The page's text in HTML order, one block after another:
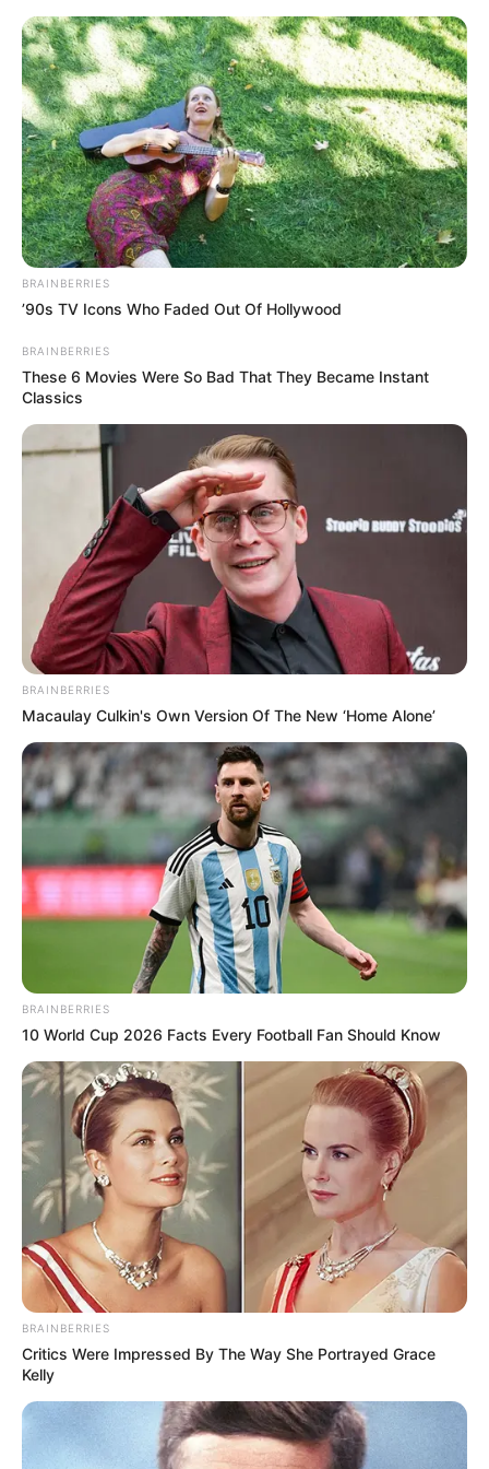
jornal
Abajur descolado com tiras
de jornal – aprenda agora
com jornal
Caixa de sapato reciclada
com tiras jornal
A arte da reciclagem: cesta
de papel linda e fácil de
fazer
Melhores artesanatos de
2012
Como fazer uma guirlanda
Embalagem de presente
reciclada feita com jornal
BRAINBERRIES
’90s TV Icons Who Faded Out Of Hollywood
BRAINBERRIES
These 6 Movies Were So Bad That They Became Instant
Classics
BRAINBERRIES
Macaulay Culkin's Own Version Of The New ‘Home Alone’
BRAINBERRIES
10 World Cup 2026 Facts Every Football Fan Should Know
BRAINBERRIES
Critics Were Impressed By The Way She Portrayed Grace
Kelly